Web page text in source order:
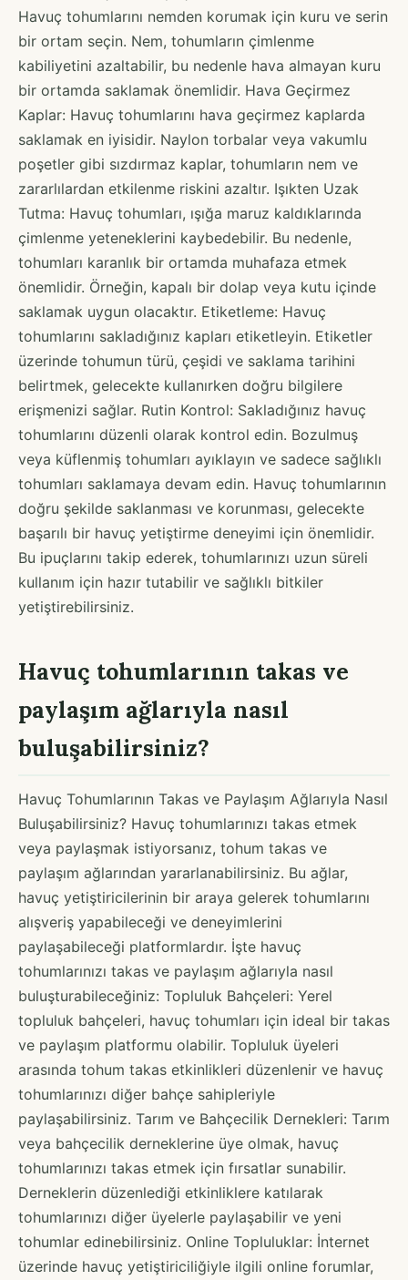
Havuç tohumlarını nemden korumak için kuru ve serin
bir ortam seçin. Nem, tohumların çimlenme
kabiliyetini azaltabilir, bu nedenle hava almayan kuru
bir ortamda saklamak önemlidir. Hava Geçirmez
Kaplar: Havuç tohumlarını hava geçirmez kaplarda
saklamak en iyisidir. Naylon torbalar veya vakumlu
poşetler gibi sızdırmaz kaplar, tohumların nem ve
zararlılardan etkilenme riskini azaltır. Işıkten Uzak
Tutma: Havuç tohumları, ışığa maruz kaldıklarında
çimlenme yeteneklerini kaybedebilir. Bu nedenle,
tohumları karanlık bir ortamda muhafaza etmek
önemlidir. Örneğin, kapalı bir dolap veya kutu içinde
saklamak uygun olacaktır. Etiketleme: Havuç
tohumlarını sakladığınız kapları etiketleyin. Etiketler
üzerinde tohumun türü, çeşidi ve saklama tarihini
belirtmek, gelecekte kullanırken doğru bilgilere
erişmenizi sağlar. Rutin Kontrol: Sakladığınız havuç
tohumlarını düzenli olarak kontrol edin. Bozulmuş
veya küflenmiş tohumları ayıklayın ve sadece sağlıklı
tohumları saklamaya devam edin. Havuç tohumlarının
doğru şekilde saklanması ve korunması, gelecekte
başarılı bir havuç yetiştirme deneyimi için önemlidir.
Bu ipuçlarını takip ederek, tohumlarınızı uzun süreli
kullanım için hazır tutabilir ve sağlıklı bitkiler
yetiştirebilirsiniz.
Havuç tohumlarının takas ve
paylaşım ağlarıyla nasıl
buluşabilirsiniz?
Havuç Tohumlarının Takas ve Paylaşım Ağlarıyla Nasıl
Buluşabilirsiniz? Havuç tohumlarınızı takas etmek
veya paylaşmak istiyorsanız, tohum takas ve
paylaşım ağlarından yararlanabilirsiniz. Bu ağlar,
havuç yetiştiricilerinin bir araya gelerek tohumlarını
alışveriş yapabileceği ve deneyimlerini
paylaşabileceği platformlardır. İşte havuç
tohumlarınızı takas ve paylaşım ağlarıyla nasıl
buluşturabileceğiniz: Topluluk Bahçeleri: Yerel
topluluk bahçeleri, havuç tohumları için ideal bir takas
ve paylaşım platformu olabilir. Topluluk üyeleri
arasında tohum takas etkinlikleri düzenlenir ve havuç
tohumlarınızı diğer bahçe sahipleriyle
paylaşabilirsiniz. Tarım ve Bahçecilik Dernekleri: Tarım
veya bahçecilik derneklerine üye olmak, havuç
tohumlarınızı takas etmek için fırsatlar sunabilir.
Derneklerin düzenlediği etkinliklere katılarak
tohumlarınızı diğer üyelerle paylaşabilir ve yeni
tohumlar edinebilirsiniz. Online Topluluklar: İnternet
üzerinde havuç yetiştiriciliğiyle ilgili online forumlar,